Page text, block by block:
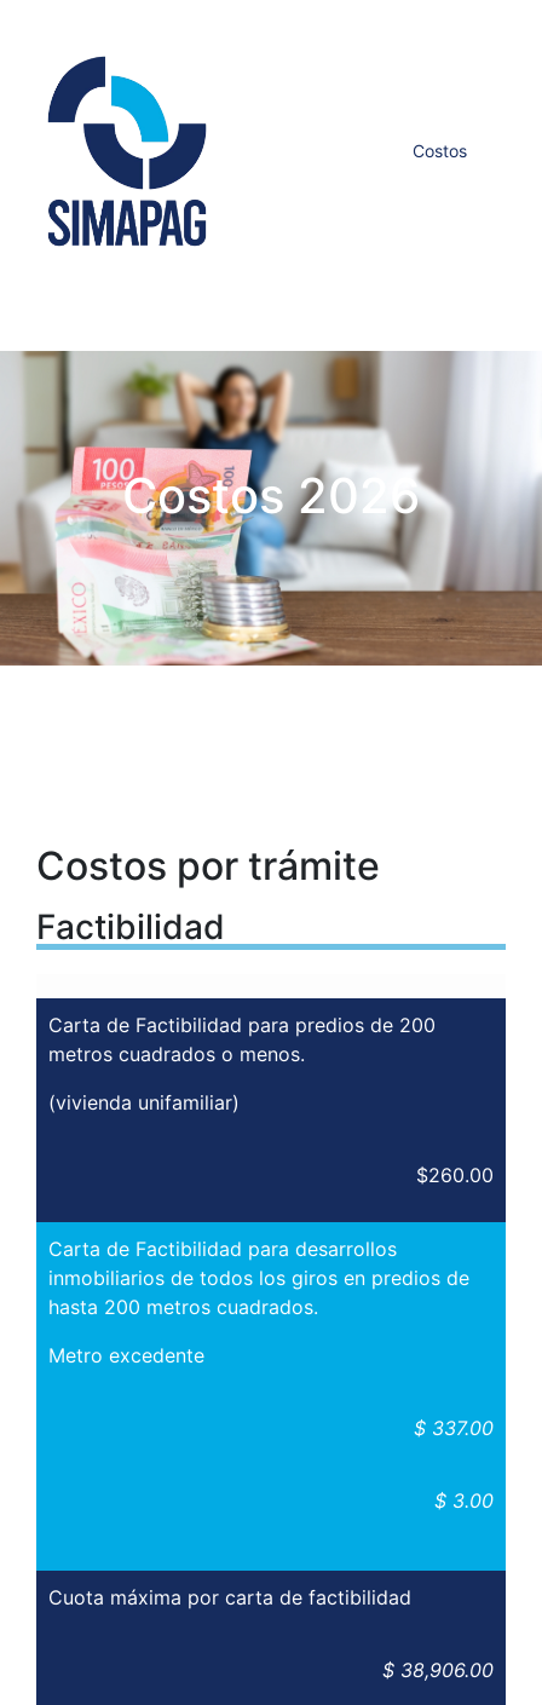
Costos
Costos 2026
Costos por trámite
Factibilidad
Carta de Factibilidad para predios de 200
metros cuadrados o menos.
(vivienda unifamiliar)
$260.00
Carta de Factibilidad para desarrollos
inmobiliarios de todos los giros en predios de
hasta 200 metros cuadrados.
Metro excedente
$ 337.00
$ 3.00
Cuota máxima por carta de factibilidad
$ 38,906.00